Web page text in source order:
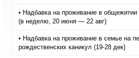
• Надбавка на проживание в общежитии
(в неделю, 20 июня — 22 авг)
• Надбавка на проживание в семье на
рождественских каникул (19-28 дек)